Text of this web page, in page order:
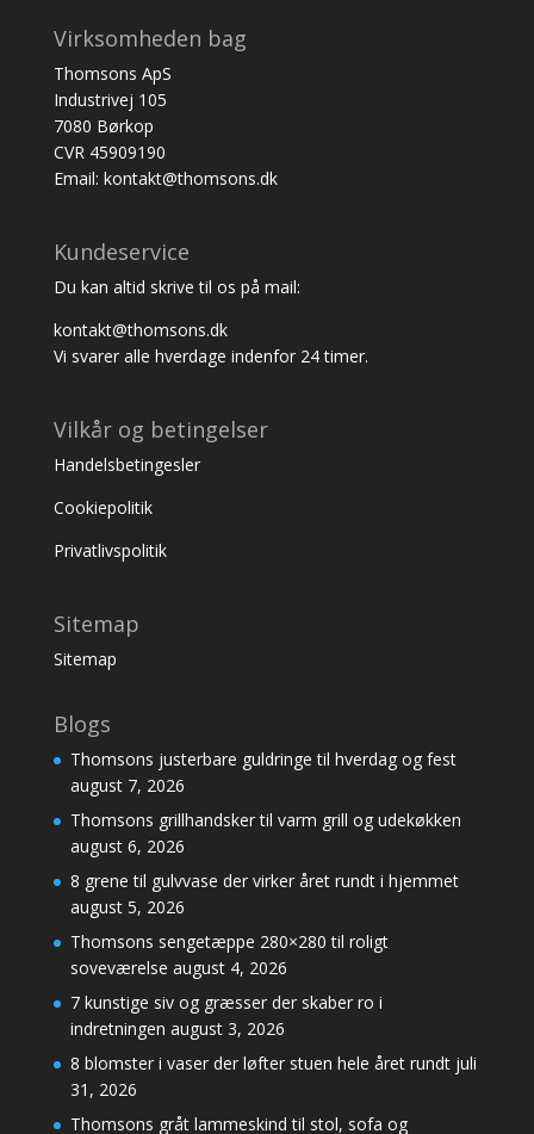
Virksomheden bag
Thomsons ApS
Industrivej 105
7080 Børkop
CVR 45909190
Email: kontakt@thomsons.dk
Kundeservice
Du kan altid skrive til os på mail:
kontakt@thomsons.dk
Vi svarer alle hverdage indenfor 24 timer.
Vilkår og betingelser
Handelsbetingesler
Cookiepolitik
Privatlivspolitik
Sitemap
Sitemap
Blogs
Thomsons justerbare guldringe til hverdag og fest
august 7, 2026
Thomsons grillhandsker til varm grill og udekøkken
august 6, 2026
8 grene til gulvvase der virker året rundt i hjemmet
august 5, 2026
Thomsons sengetæppe 280×280 til roligt
soveværelse august 4, 2026
7 kunstige siv og græsser der skaber ro i
indretningen august 3, 2026
8 blomster i vaser der løfter stuen hele året rundt juli
31, 2026
Thomsons gråt lammeskind til stol, sofa og